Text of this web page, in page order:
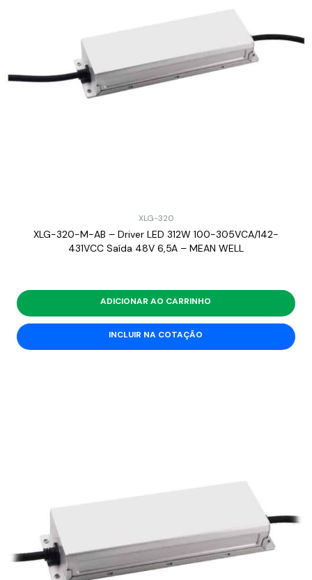
XLG-320
XLG-320-M-AB – Driver LED 312W 100-305VCA/142-
431VCC Saída 48V 6,5A – MEAN WELL
ADICIONAR AO CARRINHO
INCLUIR NA COTAÇÃO